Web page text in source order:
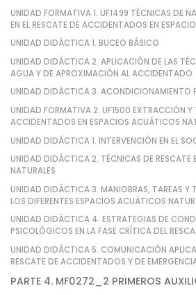
UNIDAD FORMATIVA 1. UF1499 TÉCNICAS DE
EN EL RESCATE DE ACCIDENTADOS EN
UNIDAD DIDÁCTICA 1. BUCEO BÁSICO
UNIDAD DIDÁCTICA 2. APLICACIÓN DE LAS
AGUA Y DE APROXIMACIÓN AL ACCIDENTADO
UNIDAD DIDÁCTICA 3. ACONDICIONAMIENTO
UNIDAD FORMATIVA 2. UF1500 EXTRACCIÓN Y
ACCIDENTADOS EN ESPACIOS ACUÁTICOS
UNIDAD DIDÁCTICA 1. INTERVENCIÓN EN EL
UNIDAD DIDÁCTICA 2. TÉCNICAS DE RESCATE
NATURALES
UNIDAD DIDÁCTICA 3. MANIOBRAS, TAREAS Y
LOS DIFERENTES ESPACIOS ACUÁTICOS
UNIDAD DIDÁCTICA 4. ESTRATEGIAS DE
PSICOLÓGICOS EN LA FASE CRÍTICA DEL
UNIDAD DIDÁCTICA 5. COMUNICACIÓN
RESCATE DE ACCIDENTADOS Y DE
PARTE 4. MF0272_2 PRIMEROS